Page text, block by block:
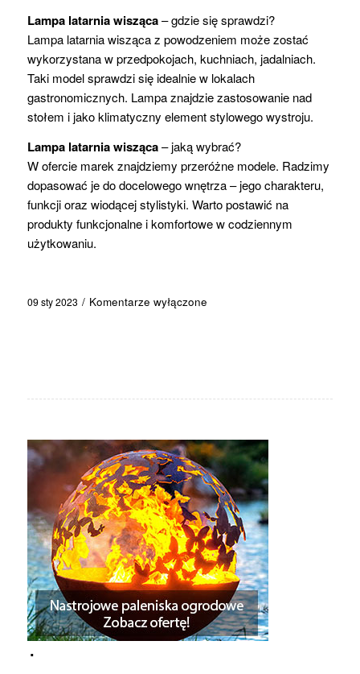
Lampa latarnia wisząca– gdzie się sprawdzi?
Lampa latarnia wisząca z powodzeniem może zostać
wykorzystana w przedpokojach, kuchniach, jadalniach.
Taki model sprawdzi się idealnie w lokalach
gastronomicznych. Lampa znajdzie zastosowanie nad
stołem i jako klimatyczny element stylowego wystroju.
Lampa latarnia wisząca– jaką wybrać?
W ofercie marek znajdziemy przeróżne modele. Radzimy
dopasować je do docelowego wnętrza – jego charakteru,
funkcji oraz wiodącej stylistyki. Warto postawić na
produkty funkcjonalne i komfortowe w codziennym
użytkowaniu.
09 sty 2023 / Komentarze wyłączone